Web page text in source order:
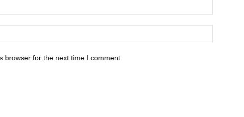
browser for the next time I comment.